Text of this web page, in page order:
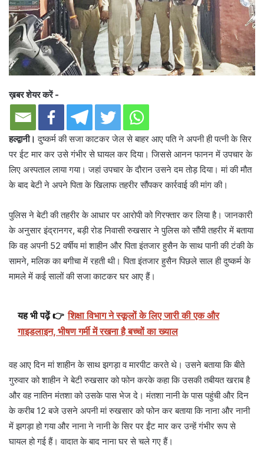
ख़बर शेयर करें -
हल्द्वानी। दुष्कर्म की सजा काटकर जेल से बाहर आए पति ने अपनी ही पत्नी के सिर
पर ईट मार कर उसे गंभीर से घायल कर दिया। जिससे आनन फानन में उपचार के
लिए अस्पताल लाया गया। जहां उपचार के दौरान उसने दम तोड़ दिया। मां की मौत
के बाद बेटी ने अपने पिता के खिलाफ तहरीर सौंपकर कार्रवाई की मांग की।
पुलिस ने बेटी की तहरीर के आधार पर आरोपी को गिरफ्तार कर लिया है। जानकारी
के अनुसार इंद्रानगर, बड़ी रोड निवासी रुखसार ने पुलिस को सौंपी तहरीर में बताया
कि वह अपनी 52 वर्षीय मां शाहीन और पिता इंतजार हुसैन के साथ पानी की टंकी के
सामने, मलिक का बगीचा में रहती थी। पिता इंतजार हुसैन पिछले साल ही दुष्कर्म के
मामले में कई सालों की सजा काटकर घर आए हैं।
यह भी पढ़ें 👉 शिक्षा विभाग ने स्कूलों के लिए जारी की एक और
गाइडलाइन, भीषण गर्मी में रखना है बच्चों का ख्याल
वह आए दिन मां शाहीन के साथ झगड़ा व मारपीट करते थे। उसने बताया कि बीते
गुरुवार को शाहीन ने बेटी रुखसार को फोन करके कहा कि उसकी तबीयत खराब है
और वह नातिन मंतशा को उसके पास भेज दे। मंतशा नानी के पास पहुंची और दिन
के करीब 12 बजे उसने अपनी मां रुखसार को फोन कर बताया कि नाना और नानी
में झगड़ा हो गया और नाना ने नानी के सिर पर ईंट मार कर उन्हें गंभीर रूप से
घायल हो गई हैं। वादात के बाद नाना घर से चले गए हैं।